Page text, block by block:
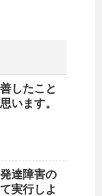
したこと
います。
達障害の
実行しよ